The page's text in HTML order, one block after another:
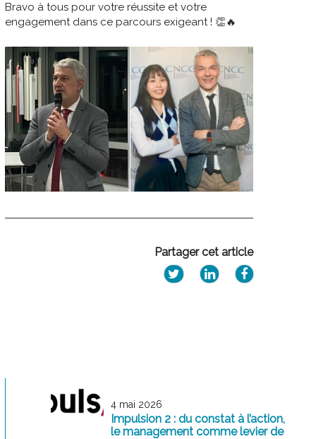
Bravo à tous pour votre réussite et votre
engagement dans ce parcours exigeant ! 👏🔥
Partager cet article
4 mai 2026
Impulsion 2 : du constat à l’action,
le management comme levier de